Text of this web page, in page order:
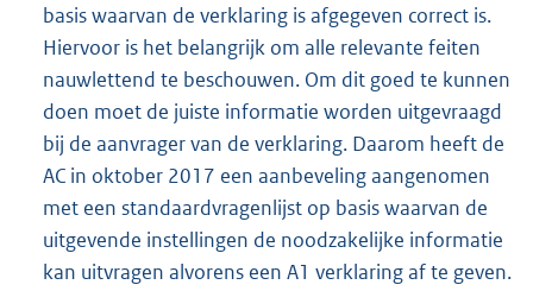
basis waarvan de verklaring is afgegeven correct is.
Hiervoor is het belangrijk om alle relevante feiten
nauwlettend te beschouwen. Om dit goed te kunnen
doen moet de juiste informatie worden uitgevraagd
bij de aanvrager van de verklaring. Daarom heeft de
AC in oktober 2017 een aanbeveling aangenomen
met een standaardvragenlijst op basis waarvan de
uitgevende instellingen de noodzakelijke informatie
kan uitvragen alvorens een A1 verklaring af te geven.